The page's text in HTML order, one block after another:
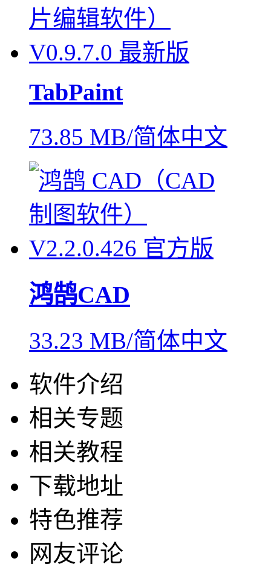
TabPaint
73.85 MB/简体中文
鸿鹄CAD
33.23 MB/简体中文
软件介绍
相关专题
相关教程
下载地址
特色推荐
网友评论